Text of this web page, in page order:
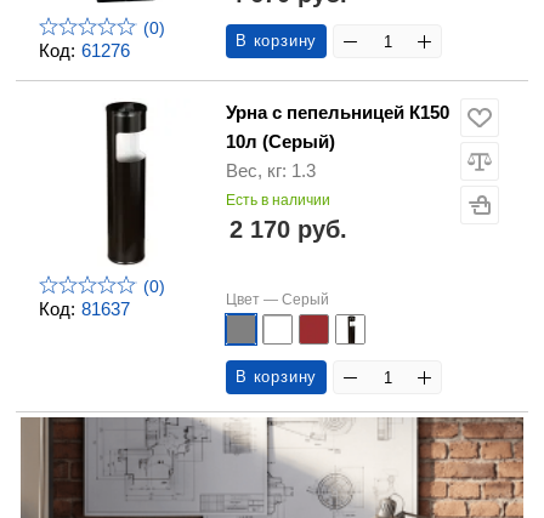
Код: 61276
(0)
В корзину
Код: 81637
(0)
Урна с пепельницей К150
10л (Серый)
Вес, кг: 1.3
Есть в наличии
2 170 руб.
Цвет — Серый
В корзину